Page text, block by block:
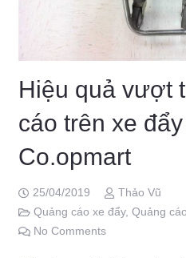
Hiệu quả vượt
cáo trên xe
Co.opmart
25/04/2019
Thảo Vũ
Quảng cáo xe đẩy, Quảng
No Comments